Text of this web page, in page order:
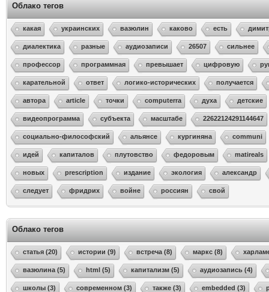
Облако тегов
какая украинских вазюлин каково есть
диалектика разные аудиозаписи 26507 сильнее
профессор программная превышает цифровую
карательной ответ логико-исторических получается
автора article точки computerra духа детские
видеопрограмма субъекта масштабе 22622124291144647
социально-философский альянсе кургиняна communi
идей капиталов плутовство федоровым matireals
новых prescription издание экология александр
следует фридрих войне россиян свой
Облако тегов
статья (20) истории (9) встреча (8) маркс (8)
вазюлина (5) html (5) капитализм (5) аудиозапись (4)
школы (3) современном (3) также (3) embedded (3)